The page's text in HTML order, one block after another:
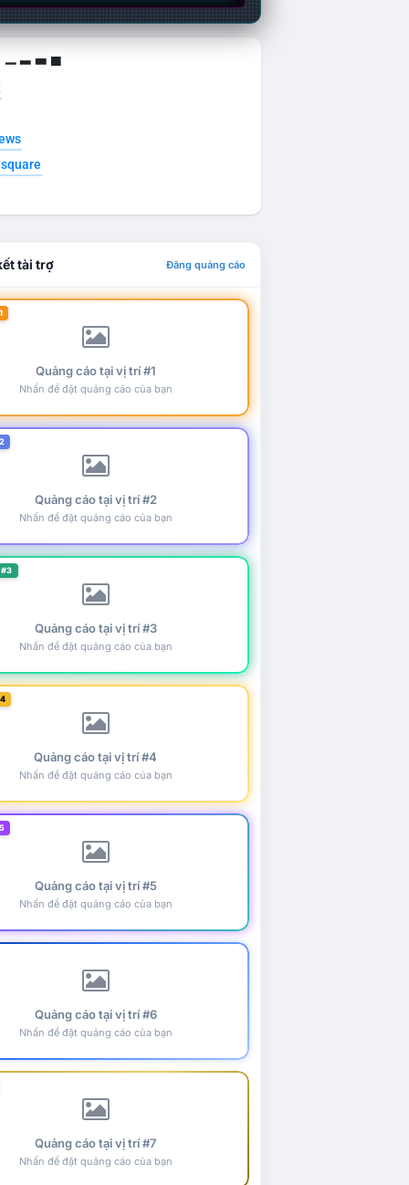
▁ ▂ ▃ ▄
tài trợ Đăng quảng cáo
Quảng cáo tại vị trí #1
Nhấn để đặt quảng cáo của bạn
Quảng cáo tại vị trí #2
Nhấn để đặt quảng cáo của bạn
Quảng cáo tại vị trí #3
Nhấn để đặt quảng cáo của bạn
Quảng cáo tại vị trí #4
Nhấn để đặt quảng cáo của bạn
Quảng cáo tại vị trí #5
Nhấn để đặt quảng cáo của bạn
Quảng cáo tại vị trí #6
Nhấn để đặt quảng cáo của bạn
Quảng cáo tại vị trí #7
Nhấn để đặt quảng cáo của bạn